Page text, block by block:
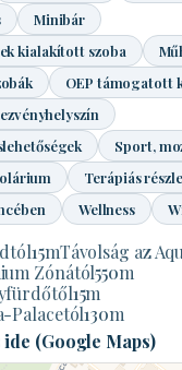
Minibár
kialakított szoba
OEP támogatott
Sport,
Terápiás
Wellness
15mTávolság az
Zónától550m
15m
Palacetól130m
(Google Maps)